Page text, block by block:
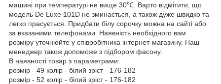
машині при температурі не вище 30℃. Варто відмітити, що
модель De Luxe 101D не зминається, а також дуже швидко та
легко прасується. Придбати білу сорочку можна на сайті або
за вказаними телефонами. Наявність необхідного вам
розміру уточнюйте у співробітника інтернет-магазину. Наш
менеджер також допоможе з підбором фасону.
В наявності товар з параметрами:
розмір - 49 колір - білий зріст - 176-182
розмір - 52 колір - білий зріст - 176-182